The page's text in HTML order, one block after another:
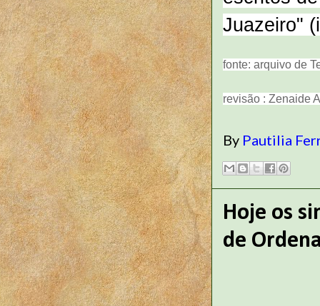
Juazeiro"
fonte: arquivo de
revisão : Zenaide
By Pautilia
Hoje os
de